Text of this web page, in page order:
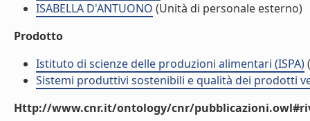
ISABELLA D'ANTUONO (Unità di personale esterno)
Prodotto
Istituto di scienze delle produzioni alimentari (ISPA)
Sistemi produttivi sostenibili e qualità dei prodotti
Http://www.cnr.it/ontology/cnr/